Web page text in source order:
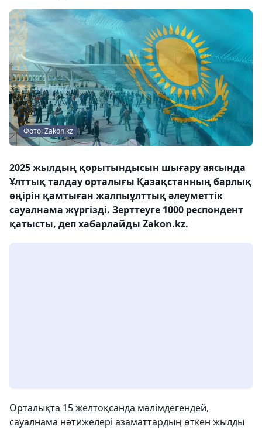
Фото: Zakon.kz
2025 жылдың қорытындысын шығару аясында
Ұлттық талдау орталығы Қазақстанның барлық
өңірін қамтыған жалпыұлттық әлеуметтік
сауалнама жүргізді. Зерттеуге 1000 респондент
қатысты, деп хабарлайды Zakon.kz.
Орталықта 15 желтоқсанда мәлімдегендей,
сауалнама нәтижелері азаматтардың өткен жылды